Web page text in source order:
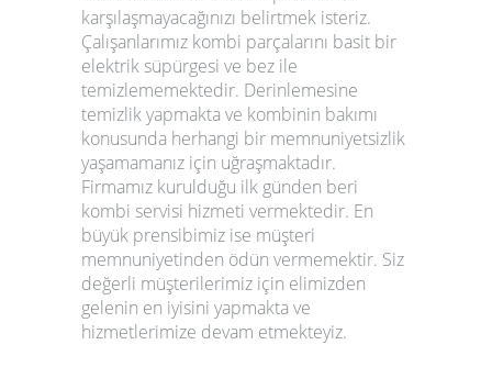
karşılaşmayacağınızı belirtmek isteriz.
Çalışanlarımız kombi parçalarını basit bir
elektrik süpürgesi ve bez ile
temizlememektedir. Derinlemesine
temizlik yapmakta ve kombinin bakımı
konusunda herhangi bir memnuniyetsizlik
yaşamamanız için uğraşmaktadır.
Firmamız kurulduğu ilk günden beri
kombi servisi hizmeti vermektedir. En
büyük prensibimiz ise müşteri
memnuniyetinden ödün vermemektir. Siz
değerli müşterilerimiz için elimizden
gelenin en iyisini yapmakta ve
hizmetlerimize devam etmekteyiz.